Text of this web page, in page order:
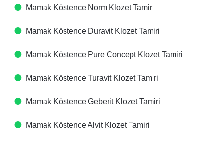
Mamak Köstence Norm Klozet Tamiri
Mamak Köstence Duravit Klozet Tamiri
Mamak Köstence Pure Concept Klozet Tamiri
Mamak Köstence Turavit Klozet Tamiri
Mamak Köstence Geberit Klozet Tamiri
Mamak Köstence Alvit Klozet Tamiri